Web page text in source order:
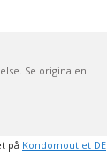
Se originalen.
på Kondomoutlet DE